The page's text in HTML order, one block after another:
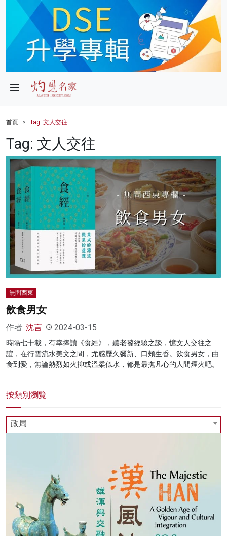
政局
財經
健康
商業
科技
影片
名家榜
灼見活動
首頁 Tag: 文人交往
Tag: 文人交往
無問西東
飲食男女
作者: 沈言 2024-03-15
時隔七十載，有幸捧讀《食經》，聽老饕經驗之談，憶文人交往之
誼，在行雲流水美文之間，尤感歷久彌新、口頰生香。飲食男女，由
食到愛，無論熱烈如火抑或溫柔似水，都是最撫凡心的人間煙火吧。
按類別瀏覽
政局